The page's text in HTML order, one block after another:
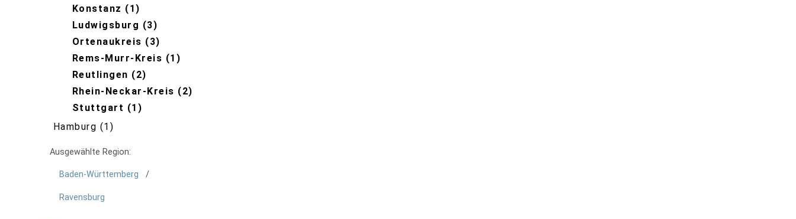
Konstanz
1
Ludwigsburg
3
Ortenaukreis
3
Rems-Murr-Kreis
1
Reutlingen
2
Rhein-Neckar-Kreis
2
Stuttgart
1
Hamburg
1
Ausgewählte Region:
Baden-Württemberg
Ravensburg